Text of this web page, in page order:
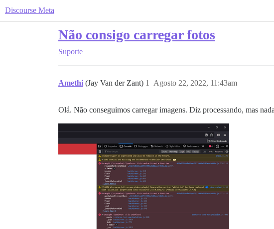
Discourse Meta
Não consigo carregar fotos
Suporte
Amethi (Jay Van der Zant) Agosto 22, 2022, 11:43am
1
Olá. Não conseguimos carregar imagens. Diz processando, mas